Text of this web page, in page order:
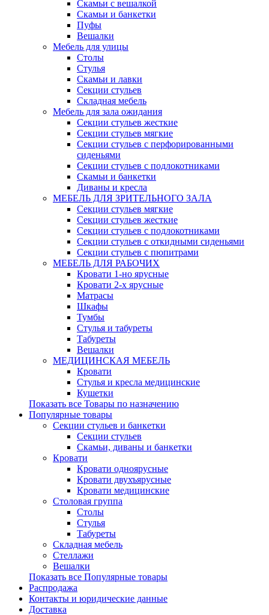
Скамьи с вешалкой
Скамьи и банкетки
Пуфы
Вешалки
Мебель для улицы
Столы
Стулья
Скамьи и лавки
Секции стульев
Складная мебель
Мебель для зала ожидания
Секции стульев жесткие
Секции стульев мягкие
Секции стульев с перфорированными
сиденьями
Секции стульев с подлокотниками
Скамьи и банкетки
Диваны и кресла
МЕБЕЛЬ ДЛЯ ЗРИТЕЛЬНОГО ЗАЛА
Секции стульев мягкие
Секции стульев жесткие
Секции стульев с подлокотниками
Секции стульев с откидными сиденьями
Секции стульев с пюпитрами
МЕБЕЛЬ ДЛЯ РАБОЧИХ
Кровати 1-но ярусные
Кровати 2-х ярусные
Матрасы
Шкафы
Тумбы
Стулья и табуреты
Табуреты
Вешалки
МЕДИЦИНСКАЯ МЕБЕЛЬ
Кровати
Стулья и кресла медицинские
Кушетки
Показать все Товары по назначению
Популярные товары
Секции стульев и банкетки
Секции стульев
Скамьи, диваны и банкетки
Кровати
Кровати одноярусные
Кровати двухъярусные
Кровати медицинские
Столовая группа
Столы
Стулья
Табуреты
Складная мебель
Стеллажи
Вешалки
Показать все Популярные товары
Распродажа
Контакты и юридические данные
Доставка